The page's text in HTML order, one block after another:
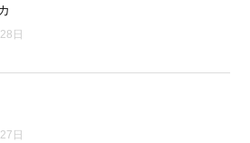
日
日